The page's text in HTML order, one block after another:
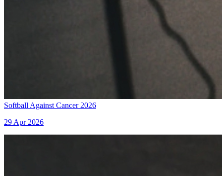
Softball Against Cancer 2026
29 Apr 2026